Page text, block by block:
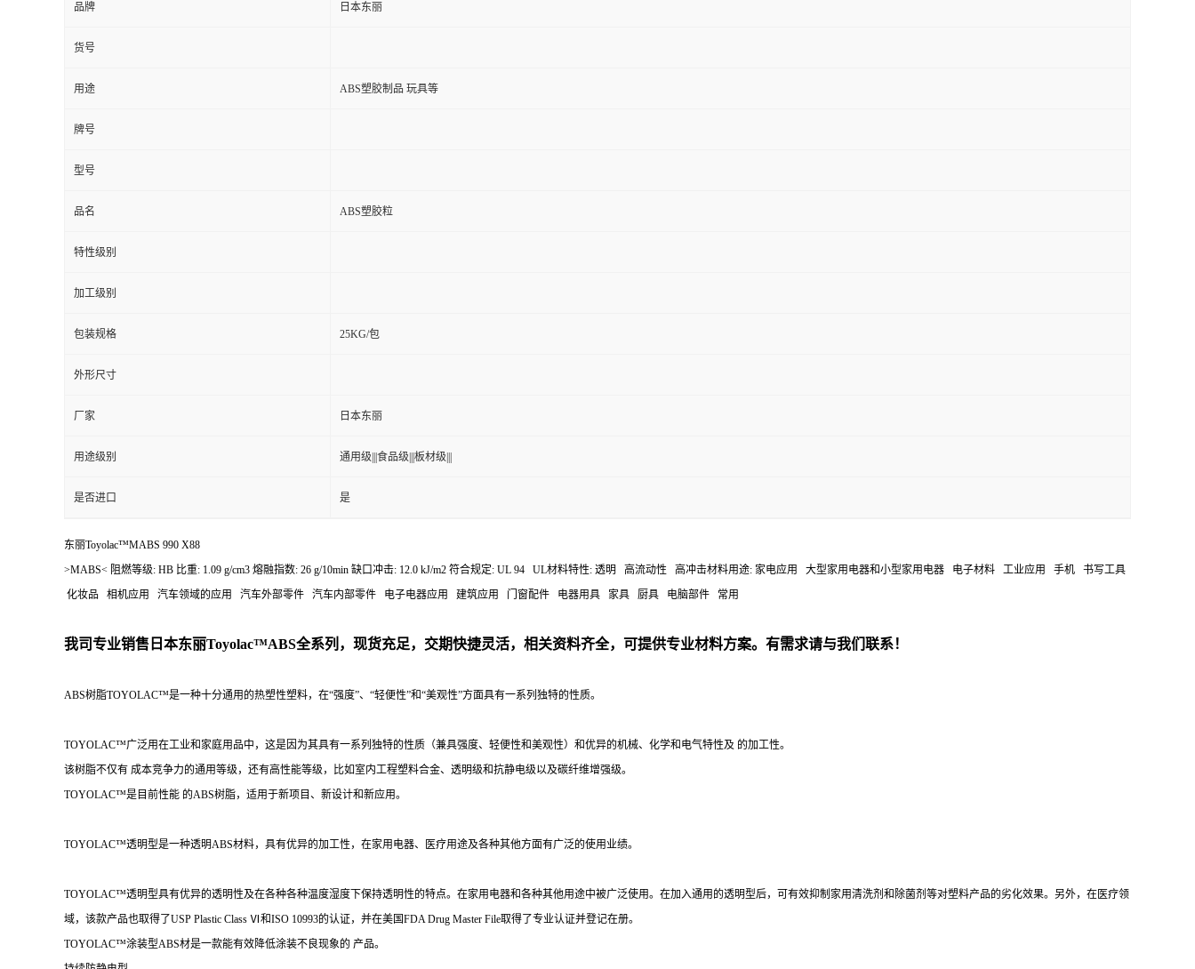
品牌 日本东丽
货号
用途 ABS塑胶制品 玩具等
牌号
型号
品名 ABS塑胶粒
特性级别
加工级别
包装规格 25KG/包
外形尺寸
厂家 日本东丽
用途级别 通用级|||食品级|||板材级|||
是否进口 是
东丽Toyolac™MABS 990 X88
>MABS< 阻燃等级: HB 比重: 1.09 g/cm3 熔融指数: 26 g/10min 缺口冲击: 12.0 kJ/m2 符合规定: UL 94 UL材料特性: 透明 高流动性 高冲击材料用途: 家电应用 大型家用电器和小型家用电器 电子材料 工业应用 手机 书写工具
化妆品 相机应用 汽车领域的应用 汽车外部零件 汽车内部零件 电子电器应用 建筑应用 门窗配件 电器用具 家具 厨具 电脑部件 常用
我司专业销售日本东丽Toyolac™ABS全系列，现货充足，交期快捷灵活，相关资料齐全，可提供专业材料方案。有需求请与我们联系！
ABS树脂TOYOLAC™是一种十分通用的热塑性塑料，在“强度”、“轻便性”和“美观性”方面具有一系列独特的性质。
TOYOLAC™广泛用在工业和家庭用品中，这是因为其具有一系列独特的性质（兼具强度、轻便性和美观性）和优异的机械、化学和电气特性及 的加工性。
该树脂不仅有 成本竞争力的通用等级，还有高性能等级，比如室内工程塑料合金、透明级和抗静电级以及碳纤维增强级。
TOYOLAC™是目前性能 的ABS树脂，适用于新项目、新设计和新应用。
TOYOLAC™透明型是一种透明ABS材料，具有优异的加工性，在家用电器、医疗用途及各种其他方面有广泛的使用业绩。
TOYOLAC™透明型具有优异的透明性及在各种各种温度湿度下保持透明性的特点。在家用电器和各种其他用途中被广泛使用。在加入通用的透明型后，可有效抑制家用清洗剂和除菌剂等对塑料产品的劣化效果。另外，在医疗领
域，该款产品也取得了USP Plastic Class Ⅵ和ISO 10993的认证，并在美国FDA Drug Master File取得了专业认证并登记在册。
TOYOLAC™涂装型ABS材是一款能有效降低涂装不良现象的 产品。